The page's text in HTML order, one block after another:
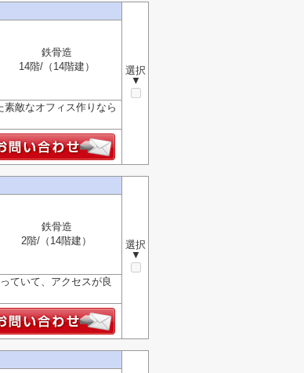
選択
▼
鉄骨造
14階/（14階建）
素敵なオフィス作りなら
選択
▼
鉄骨造
2階/（14階建）
ていて、アクセスが良